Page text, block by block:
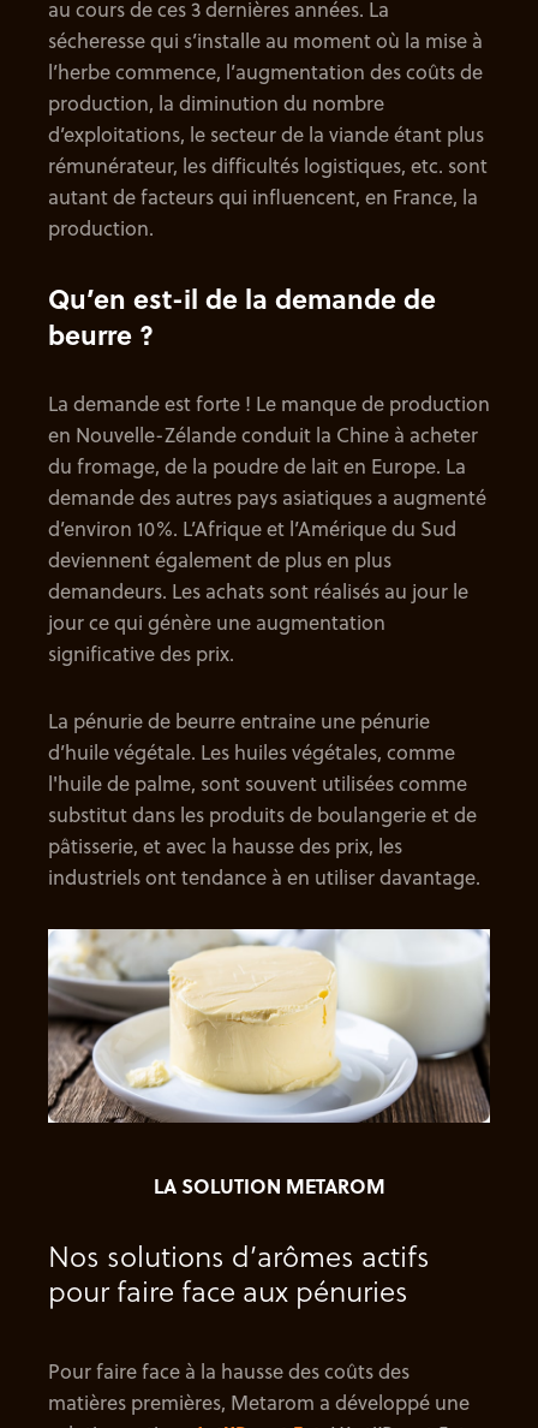
au cours de ces 3 dernières années. La
sécheresse qui s’installe au moment où la mise à
l’herbe commence, l’augmentation des coûts de
production, la diminution du nombre
d’exploitations, le secteur de la viande étant plus
rémunérateur, les difficultés logistiques, etc. sont
autant de facteurs qui influencent, en France, la
production.
Qu’en est-il de la demande de
beurre ?
La demande est forte ! Le manque de production
en Nouvelle-Zélande conduit la Chine à acheter
du fromage, de la poudre de lait en Europe. La
demande des autres pays asiatiques a augmenté
d’environ 10%. L’Afrique et l’Amérique du Sud
deviennent également de plus en plus
demandeurs. Les achats sont réalisés au jour le
jour ce qui génère une augmentation
significative des prix.
La pénurie de beurre entraine une pénurie
d’huile végétale. Les huiles végétales, comme
l'huile de palme, sont souvent utilisées comme
substitut dans les produits de boulangerie et de
pâtisserie, et avec la hausse des prix, les
industriels ont tendance à en utiliser davantage.
LA SOLUTION METAROM
Nos solutions d’arômes actifs
pour faire face aux pénuries
Pour faire face à la hausse des coûts des
matières premières, Metarom a développé une